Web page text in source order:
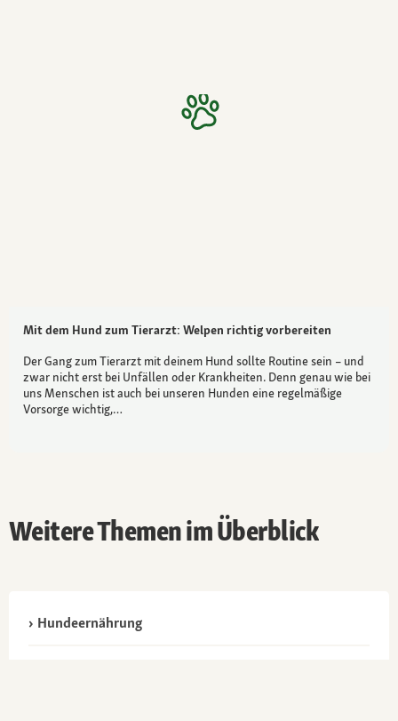
Mit dem Hund zum Tierarzt: Welpen richtig vorbereiten
Der Gang zum Tierarzt mit deinem Hund sollte Routine sein – und
zwar nicht erst bei Unfällen oder Krankheiten. Denn genau wie bei
uns Menschen ist auch bei unseren Hunden eine regelmäßige
Vorsorge wichtig,…
Weitere Themen im Überblick
Hundeernährung